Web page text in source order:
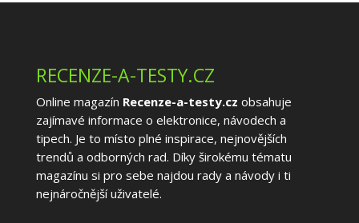
RECENZE-A-TESTY.CZ
Online magazín Recenze-a-testy.cz obsahuje
zajímavé informace o elektronice, návodech a
tipech. Je to místo plné inspirace, nejnovějších
trendů a odborných rad. Díky širokému tématu
magazínu si pro sebe najdou rady a návody i ti
nejnáročnější uživatelé.